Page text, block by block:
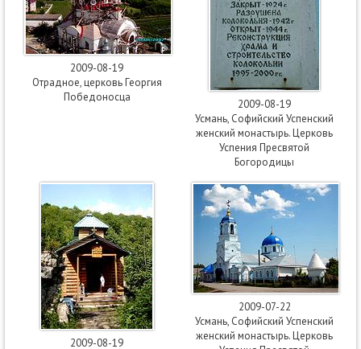
2009-08-19
Отрадное, церковь Георгия
Победоносца
2009-08-19
Усмань, Софийский Успенский
женский монастырь. Церковь
Успения Пресвятой
Богородицы
2009-08-19
2009-07-22
Усмань, Софийский Успенский
женский монастырь. Церковь